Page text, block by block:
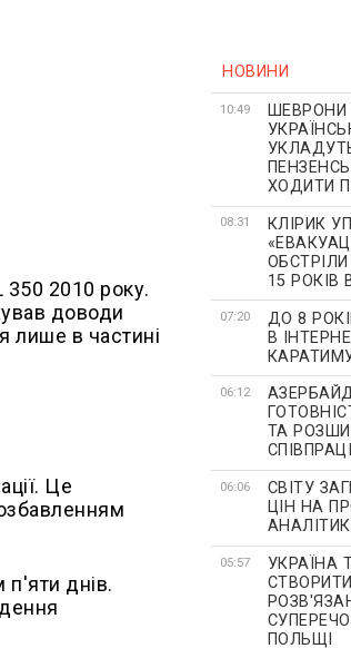
2010 року.
доводи
лише в частині
Це
п'яти днів.
НОВИНИ
10:49
ХОДИТИ
08:31
КЛІРИК
15 РОКІВ
07:20
ДО 8
В
06:12
ТА
06:06
СВІТУ
ЦІН НА
05:57
УКРАЇНА
ПОЛЬЩІ